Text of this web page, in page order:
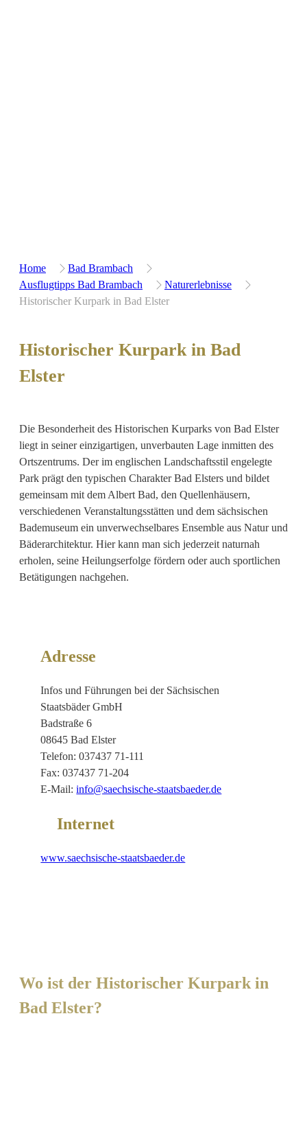
Home
Bad Brambach
Ausflugtipps Bad Brambach
Naturerlebnisse
Historischer Kurpark in Bad Elster
Historischer Kurpark in Bad
Elster
Die Besonderheit des Historischen Kurparks von Bad Elster
liegt in seiner einzigartigen, unverbauten Lage inmitten des
Ortszentrums. Der im englischen Landschaftsstil engelegte
Park prägt den typischen Charakter Bad Elsters und bildet
gemeinsam mit dem Albert Bad, den Quellenhäusern,
verschiedenen Veranstaltungsstätten und dem sächsischen
Bademuseum ein unverwechselbares Ensemble aus Natur und
Bäderarchitektur. Hier kann man sich jederzeit naturnah
erholen, seine Heilungserfolge fördern oder auch sportlichen
Betätigungen nachgehen.
Adresse
Infos und Führungen bei der Sächsischen
Staatsbäder GmbH
Badstraße 6
08645 Bad Elster
Telefon: 037437 71-111
Fax: 037437 71-204
E-Mail:info@saechsische-staatsbaeder.de
Internet
www.saechsische-staatsbaeder.de
Wo ist der Historischer Kurpark in
Bad Elster?